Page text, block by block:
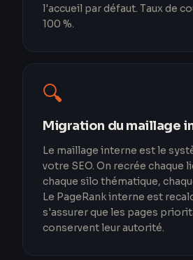
l'accueil par défaut. Taux de
100 %.
🔍
Migration du maillage
Le maillage interne est le
votre SEO. On recrée chaque
chaque silo thématique,
Le PageRank interne est
s'assurer que les pages
conservent leur autorité.